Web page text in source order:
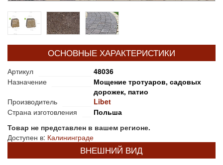
ОСНОВНЫЕ ХАРАКТЕРИСТИКИ
Артикул
48036
Назначение
Мощение тротуаров, садовых
дорожек, патио
Производитель
Libet
Страна изготовления
Польша
Товар не представлен в вашем регионе.
Доступен в: Калининграде
ВНЕШНИЙ ВИД